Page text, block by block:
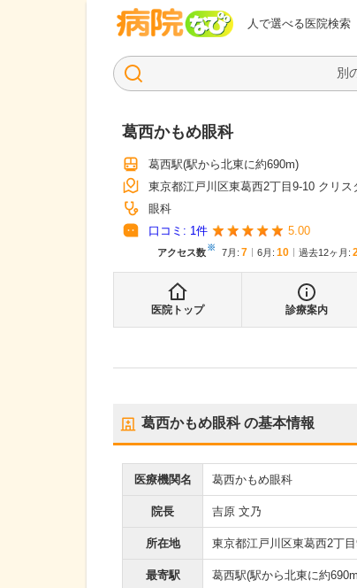
人で選べる医院検索
病院なび
葛西かもめ眼科
葛西駅(駅から北東に約690m)
東京都江戸川区東葛西2丁目9-10 クリス
眼科
口コミ: 1件 5.00
アクセス数※ 7月 : 7 6月 : 10 過去12ヶ月:
医院トップ 診療案内
葛西かもめ眼科の基本情報
医療機関名 葛西かもめ眼科
院長 吉原 文乃
所在地 東京都江戸川区東葛西2丁
最寄駅 葛西駅(駅から北東に約690m